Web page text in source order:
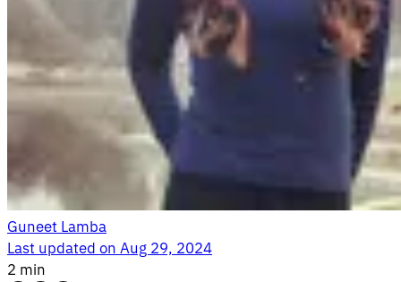
Guneet Lamba
Last updated onAug 29, 2024
2 min